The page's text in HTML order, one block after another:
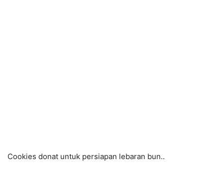
Cookies donat untuk persiapan lebaran bun..